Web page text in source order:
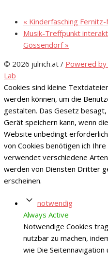
« Kinderfasching Fernitz-
Musik-Treffpunkt
Gössendorf »
© 2026 julrich.at / Powered
Lab
Cookies sind kleine
werden können, um die
gestalten. Das Gesetz
Gerät speichern kann, wenn
Website unbedingt
von Cookies benötigen ich
verwendet verschiedene
werden von Diensten Dritter
erscheinen.
notwendig
Always Active
Notwendige Cookies
nutzbar zu machen,
wie Die Seitennavigation